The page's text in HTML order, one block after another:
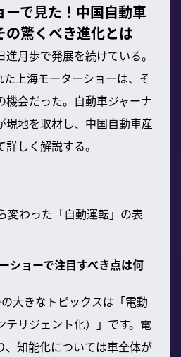
ーで見た！中国自動車
の驚くべき進化とは
月歩で発展を続けている。
上海モーターショーは、そ
機会だった。自動車ジャーナ
現地を取材し、中国自動車産
しく解説する。
変わった「自動運転」の表
ショーで注目すべき点は何
大きなトピックスは「電動
テリジェント化）」です。電
、知能化については車全体が